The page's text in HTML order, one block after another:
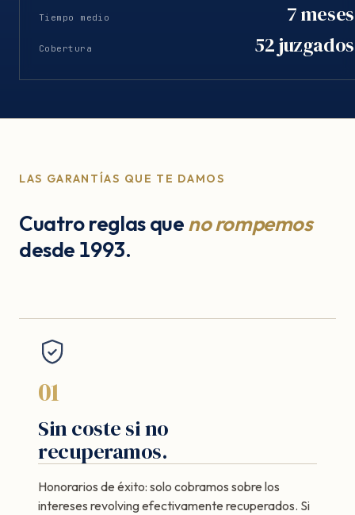
Tiempo medio 7 meses
Cobertura 52 juzgados
LAS GARANTÍAS QUE TE DAMOS
Cuatro reglas queno rompemos
desde 1993.
01
Sin coste si no
recuperamos.
Honorarios de éxito: solo cobramos sobre los
intereses revolving efectivamente recuperados. Si